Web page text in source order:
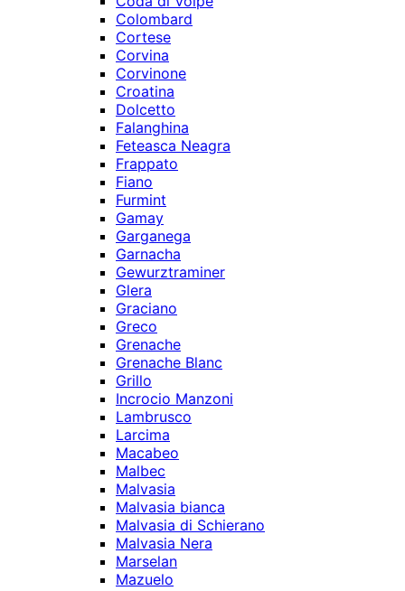
Colombard
Cortese
Corvina
Corvinone
Croatina
Dolcetto
Falanghina
Feteasca Neagra
Frappato
Fiano
Furmint
Gamay
Garganega
Garnacha
Gewurztraminer
Glera
Graciano
Greco
Grenache
Grenache Blanc
Grillo
Incrocio Manzoni
Lambrusco
Larcima
Macabeo
Malbec
Malvasia
Malvasia bianca
Malvasia di Schierano
Malvasia Nera
Marselan
Mazuelo